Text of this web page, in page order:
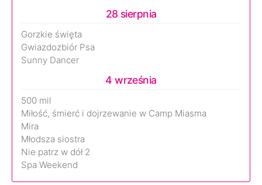
28 sierpnia
Gorzkie święta
Gwiazdozbiór Psa
Sunny Dancer
4 września
500 mil
Miłość, śmierć i dojrzewanie w Camp Miasma
Mira
Młodsza siostra
Nie patrz w dół 2
Spa Weekend